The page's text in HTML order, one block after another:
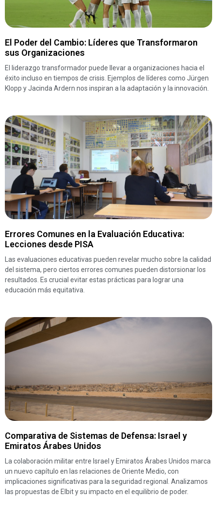
El Poder del Cambio: Líderes que Transformaron
sus Organizaciones
El liderazgo transformador puede llevar a organizaciones hacia el
éxito incluso en tiempos de crisis. Ejemplos de líderes como Jürgen
Klopp y Jacinda Ardern nos inspiran a la adaptación y la innovación.
Errores Comunes en la Evaluación Educativa:
Lecciones desde PISA
Las evaluaciones educativas pueden revelar mucho sobre la calidad
del sistema, pero ciertos errores comunes pueden distorsionar los
resultados. Es crucial evitar estas prácticas para lograr una
educación más equitativa.
Comparativa de Sistemas de Defensa: Israel y
Emiratos Árabes Unidos
La colaboración militar entre Israel y Emiratos Árabes Unidos marca
un nuevo capítulo en las relaciones de Oriente Medio, con
implicaciones significativas para la seguridad regional. Analizamos
las propuestas de Elbit y su impacto en el equilibrio de poder.